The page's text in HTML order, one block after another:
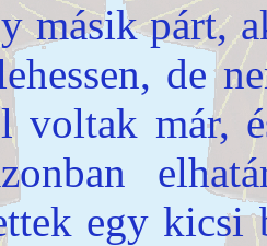
másik párt,
de
voltak már,
egy kicsi